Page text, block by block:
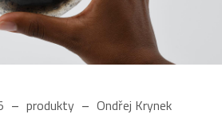
produkty Ondřej Krynek